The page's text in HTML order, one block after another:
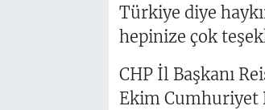
Türkiye diye
hepinize çok
CHP İl Başkanı
Ekim Cumhuriyet